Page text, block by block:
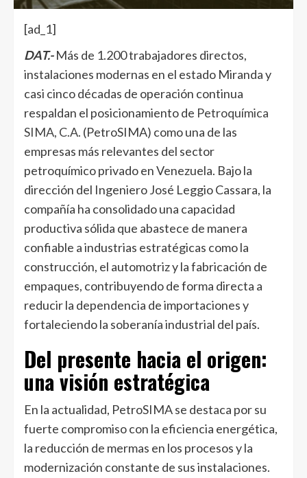
[ad_1]
DAT.-Más de 1.200 trabajadores directos,
instalaciones modernas en el estado Miranda y
casi cinco décadas de operación continua
respaldan el posicionamiento de Petroquímica
SIMA, C.A. (PetroSIMA) como una de las
empresas más relevantes del sector
petroquímico privado en Venezuela. Bajo la
dirección del Ingeniero José Leggio Cassara, la
compañía ha consolidado una capacidad
productiva sólida que abastece de manera
confiable a industrias estratégicas como la
construcción, el automotriz y la fabricación de
empaques, contribuyendo de forma directa a
reducir la dependencia de importaciones y
fortaleciendo la soberanía industrial del país.
Del presente hacia el origen:
una visión estratégica
En la actualidad, PetroSIMA se destaca por su
fuerte compromiso con la eficiencia energética,
la reducción de mermas en los procesos y la
modernización constante de sus instalaciones.